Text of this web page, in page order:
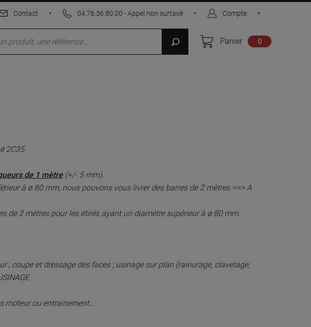
Panier 0
Contact • 04.76.36.80.00 - Appel non surtaxé • Compte •
2C35
de 1 mètre(+/- 5 mm).
à ø 80 mm, nous pouvons vous livrer des barres de 2 mètres ==> A
de 2 mètres pour les étirés ayant un diamètre supérieur à ø 80 mm.
; coupe et dressage des faces ; usinage sur plan (rainurage, clavetage,
moteur ou entrainement…